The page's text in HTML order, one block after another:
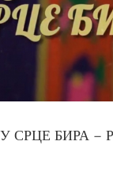
БИРА –